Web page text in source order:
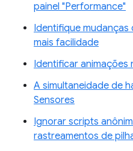
painel "Performance"
Identifique mudanças
mais facilidade
Identificar animações
A simultaneidade de
Sensores
Ignorar scripts
rastreamentos de